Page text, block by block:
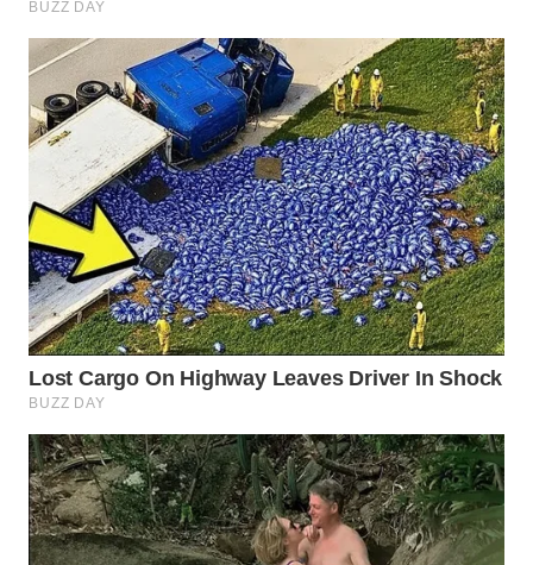
WN
MADURA
WN
SURABAYA
WN
NATUNA
WN
BINTAN
WN
MANDALIKA
WN
LIKUPANG